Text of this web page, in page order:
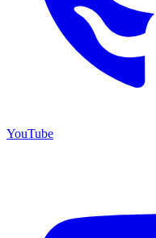
YouTube